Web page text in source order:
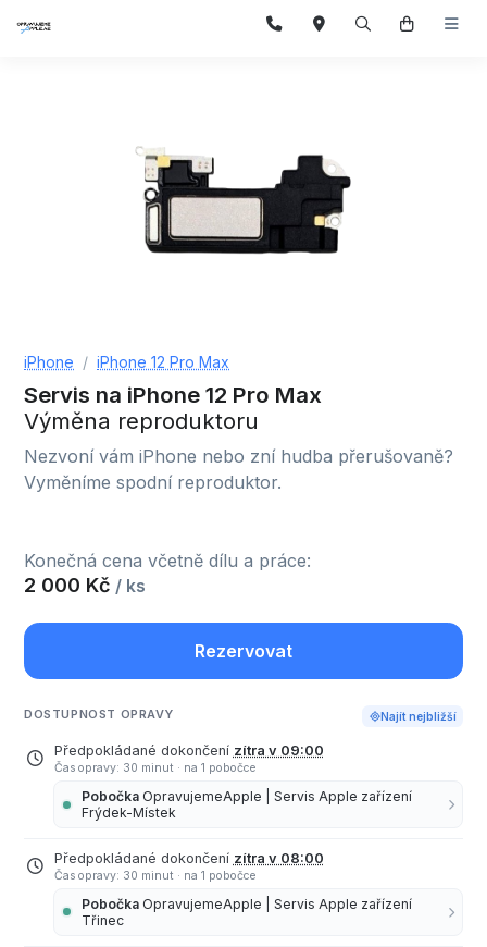
iPhone iPhone 12 Pro Max
Servis na iPhone 12 Pro Max
Výměna reproduktoru
Nezvoní vám iPhone nebo zní hudba přerušovaně?
Vyměníme spodní reproduktor.
Konečná cena včetně dílu a práce:
2 000 Kč / ks
Rezervovat
DOSTUPNOST OPRAVY Najít nejbližší
Předpokládané dokončení zítra v 09:00
Čas opravy: 30 minut · na 1 pobočce
Pobočka OpravujemeApple | Servis Apple zařízení
Frýdek-Místek
Předpokládané dokončení zítra v 08:00
Čas opravy: 30 minut · na 1 pobočce
Pobočka OpravujemeApple | Servis Apple zařízení
Třinec